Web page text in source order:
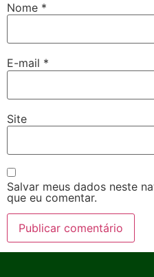
Nome *
E-mail *
Site
Salvar meus dados neste
que eu comentar.